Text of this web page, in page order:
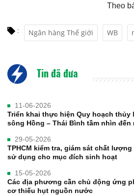
Theo
: Ngân hàng Thế giới WB
Tin đã đưa
11-06-2026
Triển khai thực hiện Quy hoạch
sông Hồng – Thái Bình tầm nhìn đến
29-05-2026
TPHCM kiểm tra, giám sát chất
sử dụng cho mục đích sinh hoạt
15-05-2026
Các địa phương cần chủ động ứng
cơ thiếu hụt nguồn nước